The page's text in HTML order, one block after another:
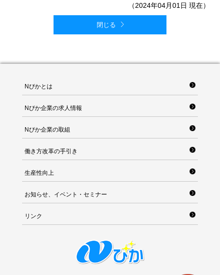
（2024年04月01日 現在）
閉じる
Nぴかとは
Nぴか企業の求人情報
Nぴか企業の取組
働き方改革の手引き
生産性向上
お知らせ、イベント・セミナー
リンク